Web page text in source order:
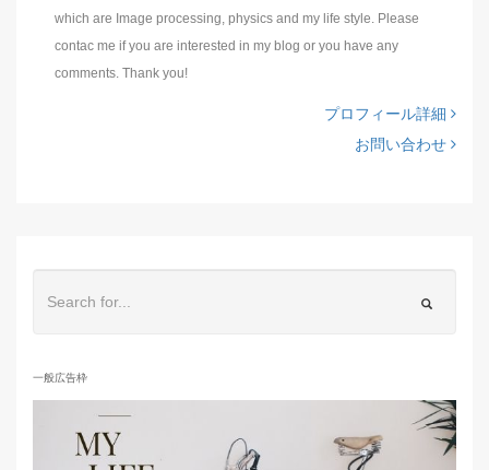
which are Image processing, physics and my life style. Please
contac me if you are interested in my blog or you have any
comments. Thank you!
プロフィール詳細
お問い合わせ
一般広告枠